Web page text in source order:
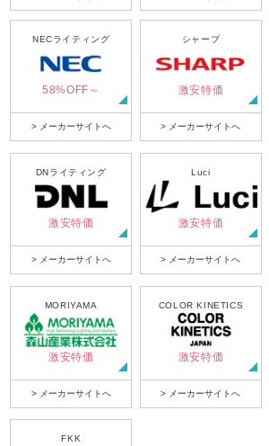
NECライティング
58%OFF～
> メーカーサイトへ
シャープ
激安特価
> メーカーサイトへ
DNライティング
激安特価
> メーカーサイトへ
Luci
激安特価
> メーカーサイトへ
MORIYAMA
激安特価
> メーカーサイトへ
COLOR KINETICS
激安特価
> メーカーサイトへ
FKK